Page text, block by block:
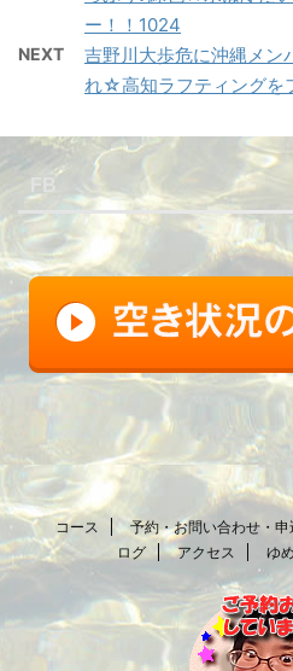
ー！！1024
NEXT
吉野川大歩危に沖縄メン
れ☆高知ラフティングを
FB
コース 予約・お問い合わせ・申
ログ
アクセス ゆ